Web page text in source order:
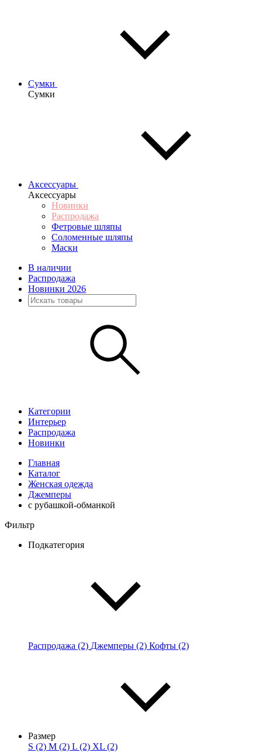
Сумки
Сумки
Аксессуары
Аксессуары
Новинки
Распродажа
Фетровые шляпы
Соломенные шляпы
Маски
В наличии
Распродажа
Новинки 2026
Категории
Интерьер
Распродажа
Новинки
Главная
Каталог
Женская одежда
Джемперы
с рубашкой-обманкой
Фильтр
Подкатегория
Распродажа (2) Джемперы (2) Кофты (2)
Размер
S (2) M (2) L (2) XL (2)